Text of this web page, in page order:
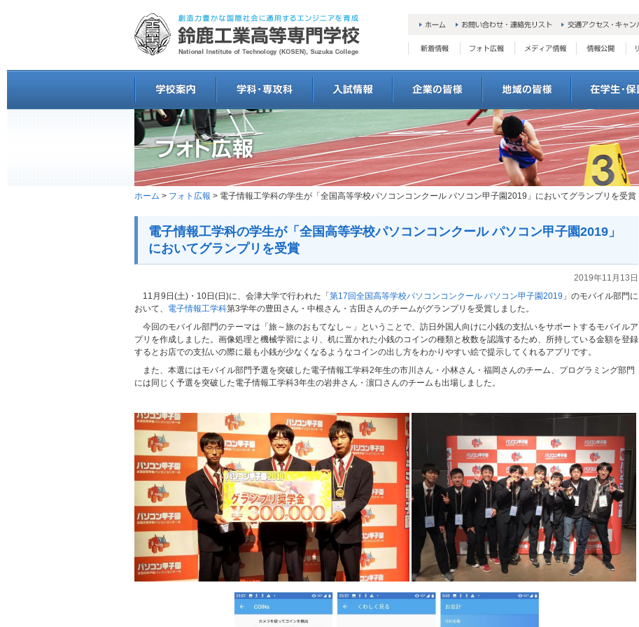
ホーム > フォト広報 > 電子情報工学科の学生が「全国高等学校パソコンコンクール パソコン甲子園2019」においてグランプリを受賞
電子情報工学科の学生が「全国高等学校パソコンコンクール パソコン甲子園2019」
においてグランプリを受賞
2019年11月13日
11月9日(土)・10日(日)に、会津大学で行われた「 第17回全国高等学校パソコンコンクール パソコン甲子園2019 」のモバイル部門に
おいて、 電子情報工学科第3学年の豊田さん・中根さん・古田さんのチームがグランプリを受賞しました。
今回のモバイル部門のテーマは「旅～旅のおもてなし～」ということで、訪日外国人向けに小銭の支払いをサポートするモバイルア
プリを作成しました。画像処理と機械学習により、机に置かれた小銭のコインの種類と枚数を認識するため、所持している金額を登録
するとお店での支払いの際に最も小銭が少なくなるようなコインの出し方をわかりやすい絵で提示してくれるアプリです。
また、本選にはモバイル部門予選を突破した電子情報工学科2年生の市川さん・小林さん・福岡さんのチーム、プログラミング部門
には同じく予選を突破した電子情報工学科3年生の岩井さん・濵口さんのチームも出場しました。